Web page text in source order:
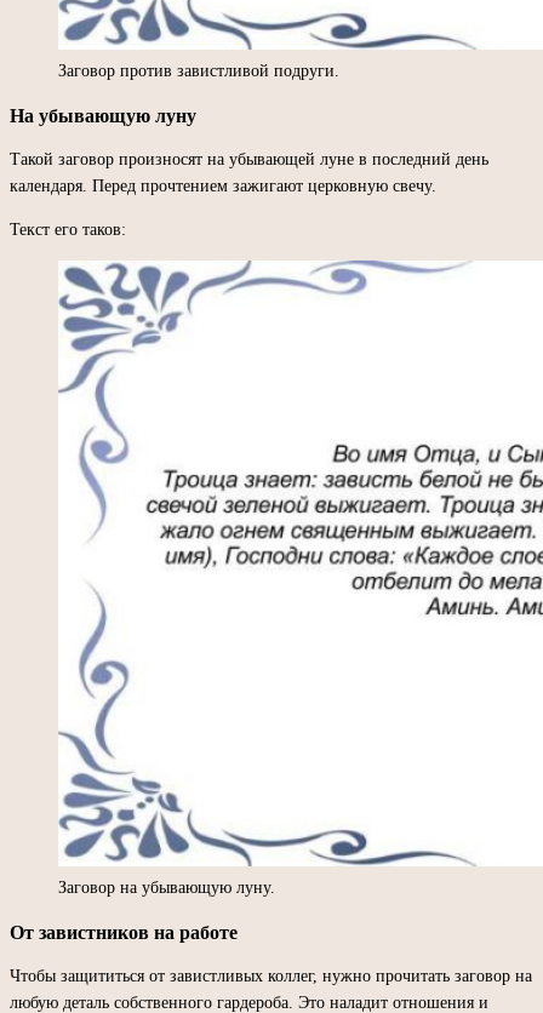
Заговор против завистливой подруги.
На убывающую луну
Такой заговор произносят на убывающей луне в последний день
календаря. Перед прочтением зажигают церковную свечу.
Текст его таков:
Заговор на убывающую луну.
От завистников на работе
Чтобы защититься от завистливых коллег, нужно прочитать заговор на
любую деталь собственного гардероба. Это наладит отношения и